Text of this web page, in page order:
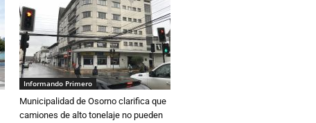
Informando Primero
Municipalidad de Osorno clarifica que
camiones de alto tonelaje no pueden